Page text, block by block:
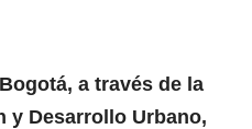
a través de la
y Desarrollo Urbano,